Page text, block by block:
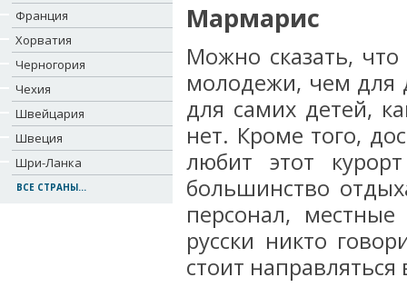
Франция
Хорватия
Черногория
Чехия
Швейцария
Швеция
Шри-Ланка
ВСЕ СТРАНЫ...
Мармарис
Можно сказать,
молодежи, чем для
для самих детей,
нет. Кроме того,
любит этот
большинство
персонал,
русски никто
стоит